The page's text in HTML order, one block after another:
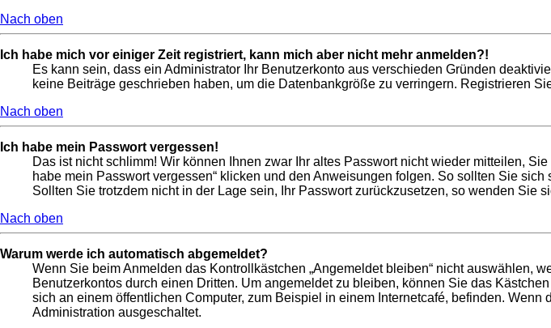
Nach oben
Ich habe mich vor einiger Zeit registriert, kann mich aber nicht mehr anmelden?!
Es kann sein, dass ein Administrator Ihr Benutzerkonto aus verschieden Gründen
keine Beiträge geschrieben haben, um die Datenbankgröße zu verringern. Registrieren
Nach oben
Ich habe mein Passwort vergessen!
Das ist nicht schlimm! Wir können Ihnen zwar Ihr altes Passwort nicht wieder mitteilen,
habe mein Passwort vergessen“ klicken und den Anweisungen folgen. So sollten Sie
Sollten Sie trotzdem nicht in der Lage sein, Ihr Passwort zurückzusetzen, so wenden Sie
Nach oben
Warum werde ich automatisch abgemeldet?
Wenn Sie beim Anmelden das Kontrollkästchen „Angemeldet bleiben“ nicht auswählen,
Benutzerkontos durch einen Dritten. Um angemeldet zu bleiben, können Sie das
sich an einem öffentlichen Computer, zum Beispiel in einem Internetcafé, befinden.
Administration ausgeschaltet.